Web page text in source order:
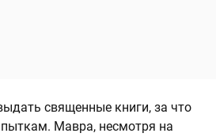
священные книги, за что
Мавра, несмотря на